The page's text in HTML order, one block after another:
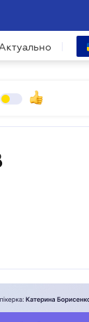
Актуально